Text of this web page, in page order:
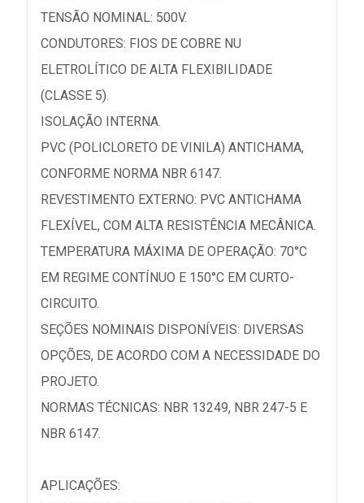
TENSÃO NOMINAL: 500V.
CONDUTORES: FIOS DE COBRE NU
ELETROLÍTICO DE ALTA FLEXIBILIDADE
(CLASSE 5).
ISOLAÇÃO INTERNA.
PVC (POLICLORETO DE VINILA) ANTICHAMA,
CONFORME NORMA NBR 6147.
REVESTIMENTO EXTERNO: PVC ANTICHAMA
FLEXÍVEL, COM ALTA RESISTÊNCIA MECÂNICA.
TEMPERATURA MÁXIMA DE OPERAÇÃO: 70°C
EM REGIME CONTÍNUO E 150°C EM CURTO-
CIRCUITO.
SEÇÕES NOMINAIS DISPONÍVEIS: DIVERSAS
OPÇÕES, DE ACORDO COM A NECESSIDADE DO
PROJETO.
NORMAS TÉCNICAS: NBR 13249, NBR 247-5 E
NBR 6147.
APLICAÇÕES: